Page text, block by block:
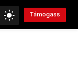
Támogass